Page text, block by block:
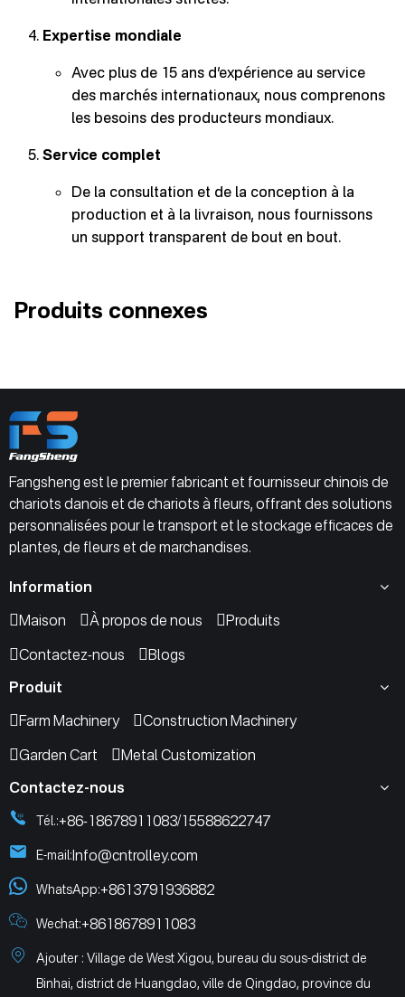
Expertise mondiale
Avec plus de 15 ans d’expérience au service
des marchés internationaux, nous comprenons
les besoins des producteurs mondiaux.
Service complet
De la consultation et de la conception à la
production et à la livraison, nous fournissons
un support transparent de bout en bout.
Produits connexes
Fangsheng est le premier fabricant et fournisseur chinois de
chariots danois et de chariots à fleurs, offrant des solutions
personnalisées pour le transport et le stockage efficaces de
plantes, de fleurs et de marchandises.
Information
Maison
À propos de nous
Produits
Contactez-nous
Blogs
Produit
Farm Machinery
Construction Machinery
Garden Cart
Metal Customization
Contactez-nous
Tél.:+86-18678911083/15588622747
E-mail:Info@cntrolley.com
WhatsApp:+8613791936882
Wechat:+8618678911083
Ajouter : Village de West Xigou, bureau du sous-district de
Binhai, district de Huangdao, ville de Qingdao, province du